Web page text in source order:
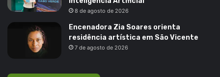
8 de agosto de 2026
Encenadora Zia Soares orienta
residência artística em São Vicente
7 de agosto de 2026